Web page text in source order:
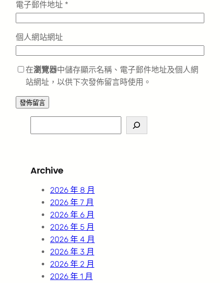
電子郵件地址 *
個人網站網址
在瀏覽器中儲存顯示名稱、電子郵件地址及個人網
站網址，以供下次發佈留言時使用。
e
c
Archive
2026 年 8 月
2026 年 7 月
2026 年 6 月
2026 年 5 月
2026 年 4 月
2026 年 3 月
2026 年 2 月
2026 年 1 月